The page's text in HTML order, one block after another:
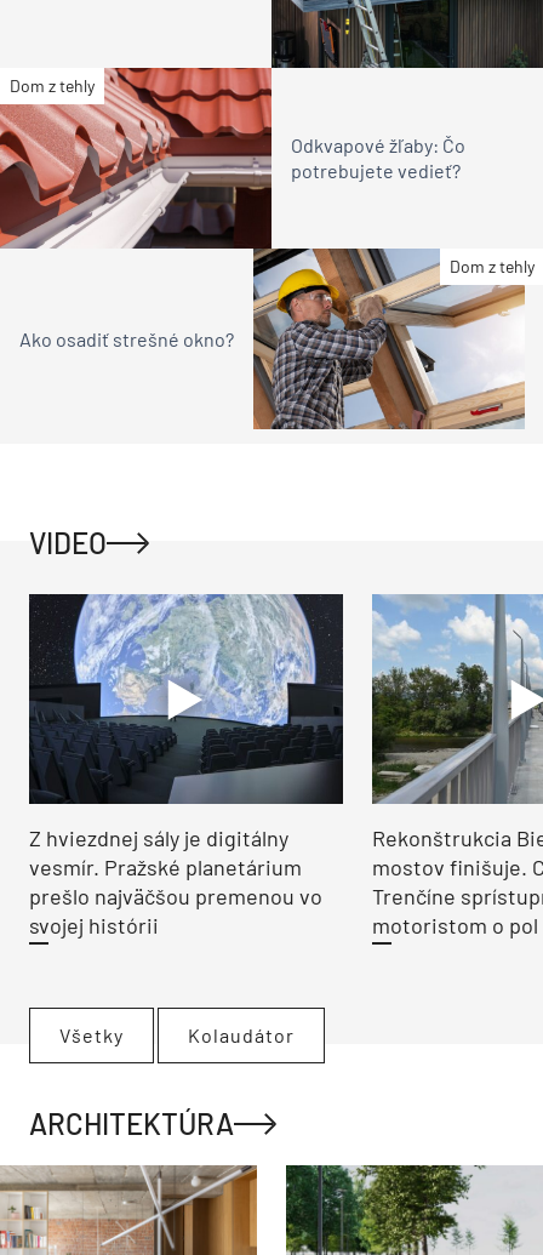
Dom z tehly
Odkvapové žľaby: Čo
potrebujete vedieť?
Dom z tehly
Ako osadiť strešné okno?
VIDEO
Z hviezdnej sály je digitálny
vesmír. Pražské planetárium
prešlo najväčšou premenou vo
svojej histórii
Rekonštrukcia
mostov finišuje.
Trenčíne
motoristom o pol
Všetky Kolaudátor
ARCHITEKTÚRA